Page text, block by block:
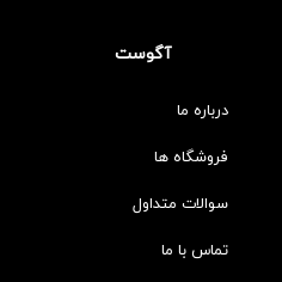
آگوست
درباره ما
فروشگاه ها
سوالات متداول
تماس با ما